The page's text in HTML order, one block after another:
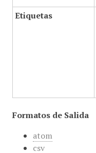
Etiquetas
Formatos de Salida
atom
csv